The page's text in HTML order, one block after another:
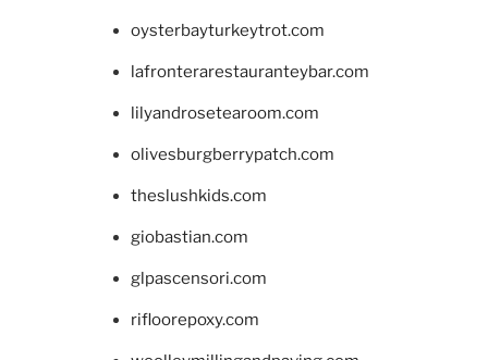
oysterbayturkeytrot.com
lafronterarestauranteybar.com
lilyandrosetearoom.com
olivesburgberrypatch.com
theslushkids.com
giobastian.com
glpascensori.com
rifloorepoxy.com